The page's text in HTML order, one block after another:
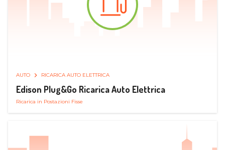
AUTO RICARICA AUTO ELETTRICA
Edison Plug&Go Ricarica Auto Elettrica
Ricarica in Postazioni Fisse